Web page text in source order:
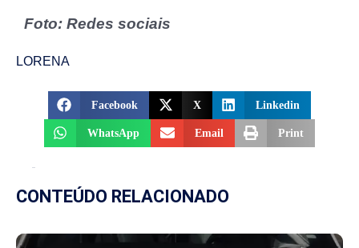
Foto: Redes sociais
LORENA
Facebook X Linkedin
WhatsApp Email Print
CONTEÚDO RELACIONADO